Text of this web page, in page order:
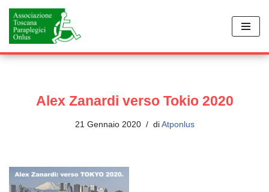
Vai
al
contenuto
Alex Zanardi verso Tokio 2020
21 Gennaio 2020 di Atponlus